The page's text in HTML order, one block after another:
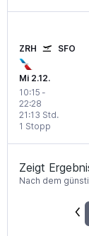
ZRH SFO
Mi 2.12.
10:15 -
22:28
1 Stopp
21:13 Std.
Zeigt
Nach dem